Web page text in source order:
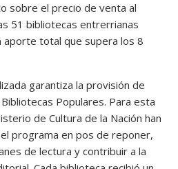
sobre el precio de venta al
51 bibliotecas entrerrianas
aporte total que supera los 8
garantiza la provisión de
Populares. Para esta
de Cultura de la Nación han
programa en pos de reponer,
de lectura y contribuir a la